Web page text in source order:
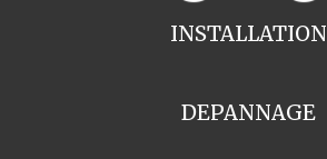
INSTALLATION
DEPANNAGE